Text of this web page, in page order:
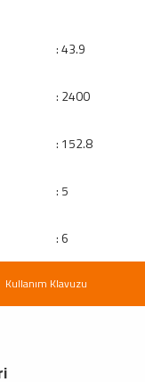
: 43.9
: 2400
: 152.8
: 5
: 6
Kullanım Klavuzu